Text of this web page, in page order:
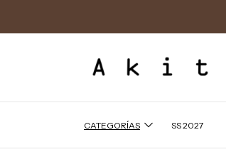
CATEGORÍAS SS 2027